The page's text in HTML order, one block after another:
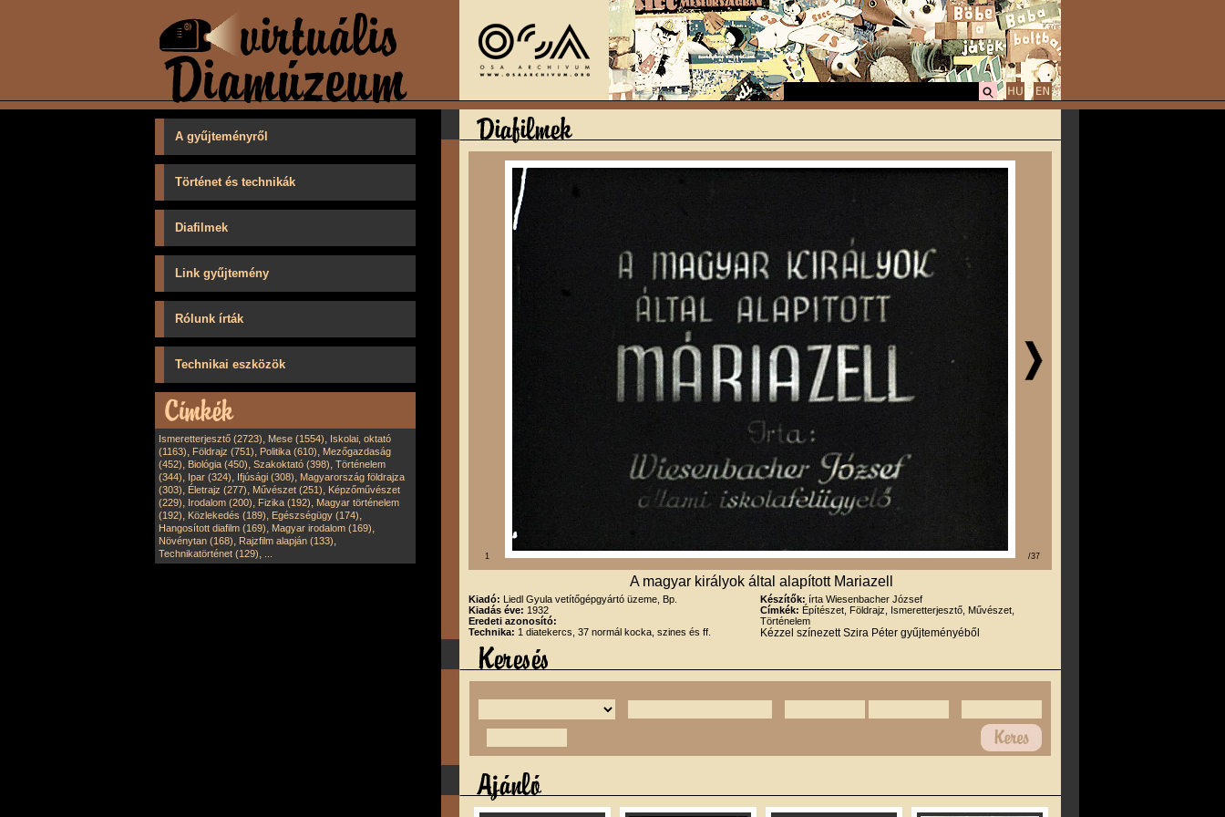
A gyűjteményről
Történet és technikák
Diafilmek
Link gyűjtemény
Rólunk írták
Technikai eszközök
Ismeretterjesztő (2723), Mese (1554), Iskolai, oktató
(1163), Földrajz (751), Politika (610), Mezőgazdaság
(452), Biológia (450), Szakoktató (398), Történelem
(344), Ipar (324), Ifjúsági (308), Magyarország földrajza
(303), Életrajz (277), Művészet (251), Képzőművészet
(229), Irodalom (200), Fizika (192), Magyar történelem
(192), Közlekedés (189), Egészségügy (174),
Hangosított diafilm (169), Magyar irodalom (169),
Növénytan (168), Rajzfilm alapján (133),
Technikatörténet (129), 1 /37
A magyar királyok által alapított Mariazell
Kiadó: Liedl Gyula vetítőgépgyártó üzeme, Bp.
Kiadás éve: 1932
Eredeti azonosító:
Technika: 1 diatekercs, 37 normál kocka, szines és ff.
Készítők: írta Wiesenbacher József
Címkék: Építészet, Földrajz, Ismeretterjesztő, Művészet,
Történelem
Kézzel színezett Szira Péter gyűjteményéből